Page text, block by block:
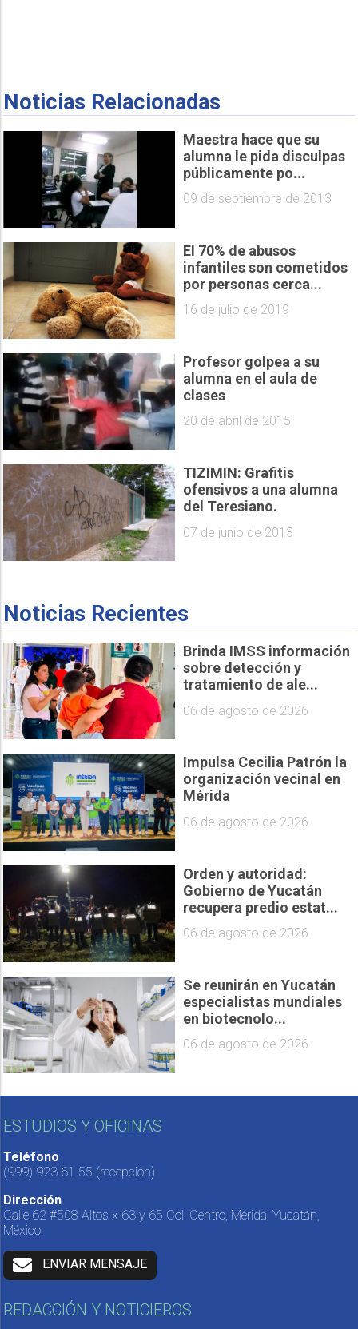
Noticias Relacionadas
Maestra hace que su
alumna le pida disculpas
públicamente po...
09 de septiembre de 2013
El 70% de abusos
infantiles son cometidos
por personas cerca...
16 de julio de 2019
Profesor golpea a su
alumna en el aula de
clases
20 de abril de 2015
TIZIMIN: Grafitis
ofensivos a una alumna
del Teresiano.
07 de junio de 2013
Noticias Recientes
Brinda IMSS información
sobre detección y
tratamiento de ale...
06 de agosto de 2026
Impulsa Cecilia Patrón la
organización vecinal en
Mérida
06 de agosto de 2026
Orden y autoridad:
Gobierno de Yucatán
recupera predio estat...
06 de agosto de 2026
Se reunirán en Yucatán
especialistas mundiales
en biotecnolo...
06 de agosto de 2026
ESTUDIOS Y OFICINAS
Teléfono
(999) 923 61 55 (recepción)
Dirección
Calle 62 #508 Altos x 63 y 65 Col. Centro, Mérida, Yucatán,
México.
ENVIAR MENSAJE
REDACCIÓN Y NOTICIEROS